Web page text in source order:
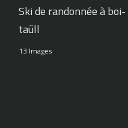
Ski de randonnée à boi-
taüll
13 Images